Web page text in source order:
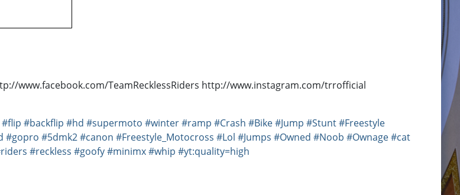
www.facebook.com/TeamRecklessRiders http://www.instagram.com/trrofficial
#flip #backflip #hd #supermoto #winter#ramp #Crash #Bike#Jump #Stunt#Freestyle
#gopro #5dmk2#canon #Freestyle_Motocross #Lol #Jumps #Owned #Noob #Ownage#cat
#reckless #goofy#minimx#whip #yt:quality=high